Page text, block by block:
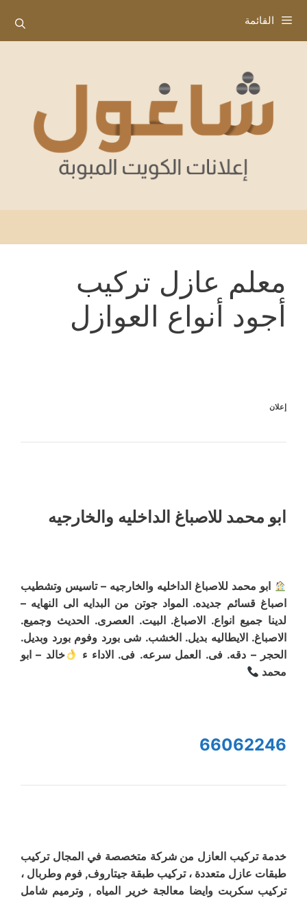
إلى
المحتوى
القائمة
معلم عازل تركيب
أجود أنواع العوازل
إعلان
ابو محمد للاصباغ الداخليه والخارجيه
ابو محمد للاصباغ الداخليه والخارجيه – تاسيس وتشطيب
اصباغ قسائم جديده. المواد جوتن من البدايه الى النهايه –
لدينا جميع انواع. الاصباغ. البيت. العصرى. الحديث وجميع.
الاصباغ. الايطاليه بديل. الخشب. شى بورد وفوم بورد وبديل.
الحجر – دقه. فى. العمل سرعه. فى. الاداء ء
خالد – ابو
محمد
66062246
خدمة تركيب العازل من شركة متخصصة في المجال تركيب
طبقات عازل متعددة ، تركيب طبقة جيتاروف, فوم وطربال ،
تركيب سكربت وايضا معالجة خرير المياه , وترميم شامل